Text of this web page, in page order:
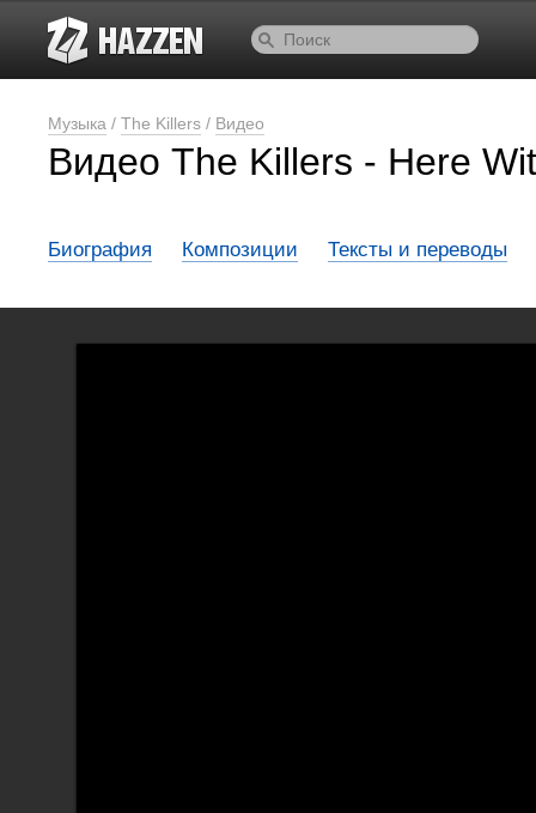
Музыка / The Killers / Видео
Видео The Killers - Here
Биография Композиции Тексты и переводы